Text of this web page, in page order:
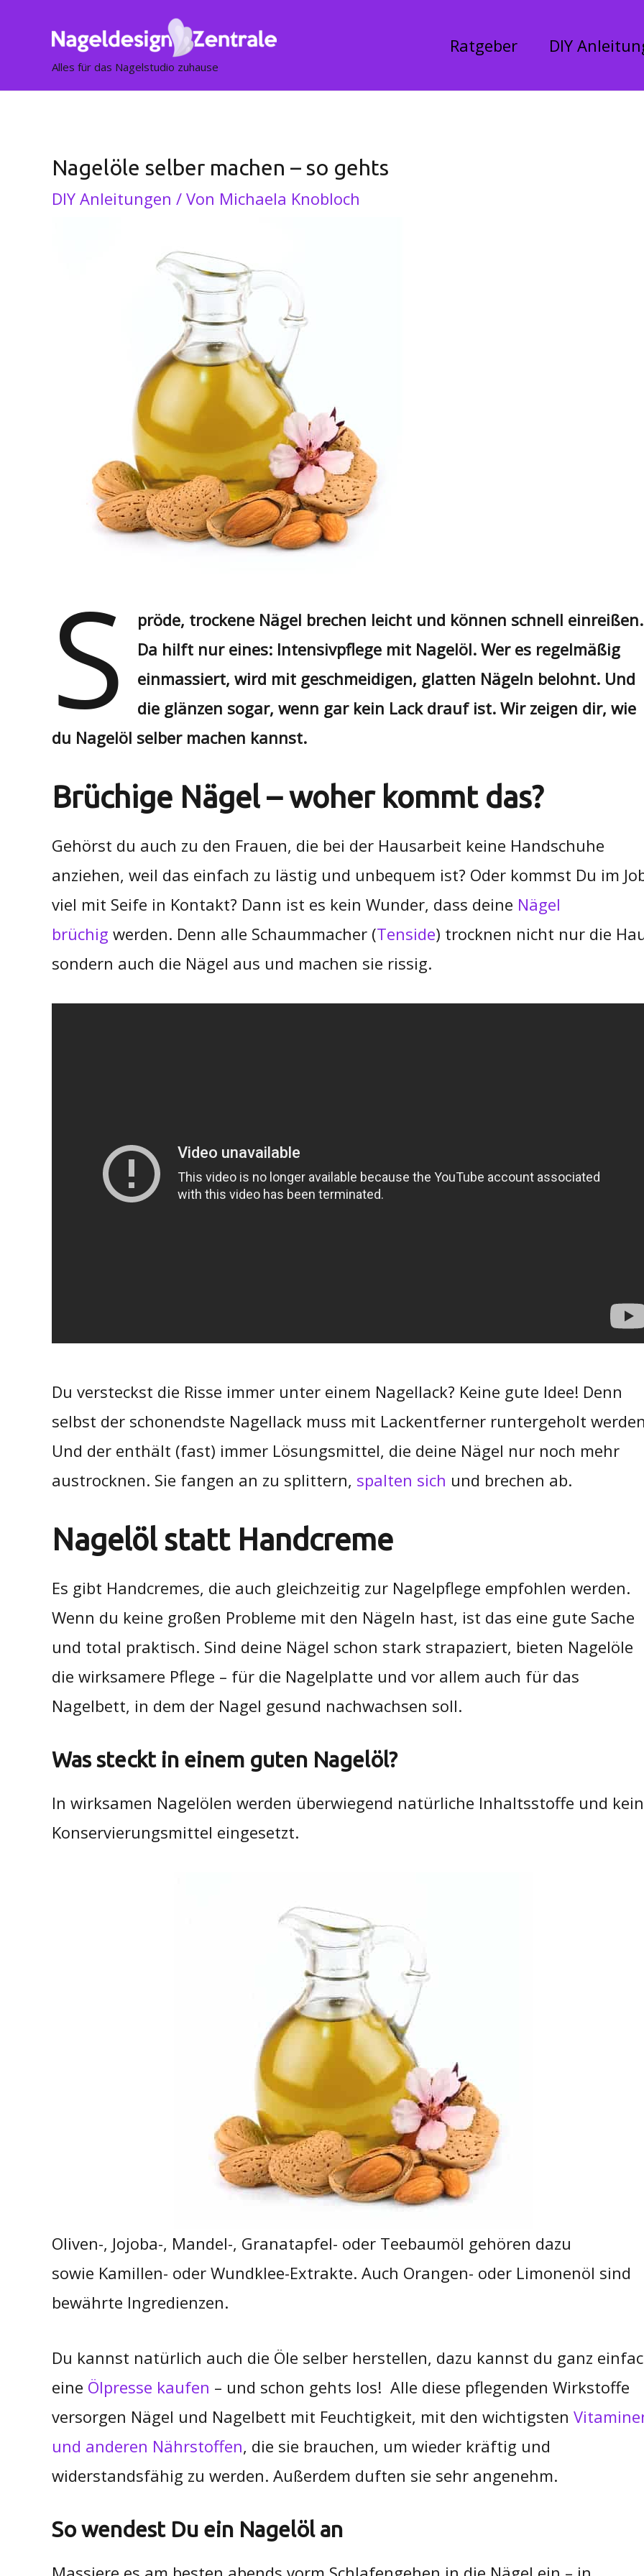
Alles für das Nagelstudio zuhause
Ratgeber DIY
Nagelöle selber machen – so gehts
DIY Anleitungen / Von Michaela Knobloch
S
pröde, trockene Nägel brechen leicht und können schnell einreißen.
Da hilft nur eines: Intensivpflege mit Nagelöl. Wer es regelmäßig
einmassiert, wird mit geschmeidigen, glatten Nägeln belohnt. Und
die glänzen sogar, wenn gar kein Lack drauf ist. Wir zeigen dir, wie
du Nagelöl selber machen kannst.
Brüchige Nägel – woher kommt das?
Gehörst du auch zu den Frauen, die bei der Hausarbeit keine Handschuhe
anziehen, weil das einfach zu lästig und unbequem ist? Oder kommst Du im
viel mit Seife in Kontakt? Dann ist es kein Wunder, dass deine Nägel
brüchig werden. Denn alle Schaummacher (Tenside) trocknen nicht nur die
sondern auch die Nägel aus und machen sie rissig.
Du versteckst die Risse immer unter einem Nagellack? Keine gute Idee! Denn
selbst der schonendste Nagellack muss mit Lackentferner runtergeholt
Und der enthält (fast) immer Lösungsmittel, die deine Nägel nur noch mehr
austrocknen. Sie fangen an zu splittern, spalten sich und brechen ab.
Nagelöl statt Handcreme
Es gibt Handcremes, die auch gleichzeitig zur Nagelpflege empfohlen werden.
Wenn du keine großen Probleme mit den Nägeln hast, ist das eine gute Sache
und total praktisch. Sind deine Nägel schon stark strapaziert, bieten Nagelöle
die wirksamere Pflege – für die Nagelplatte und vor allem auch für das
Nagelbett, in dem der Nagel gesund nachwachsen soll.
Was steckt in einem guten Nagelöl?
In wirksamen Nagelölen werden überwiegend natürliche Inhaltsstoffe und
Konservierungsmittel eingesetzt.
Oliven-, Jojoba-, Mandel-, Granatapfel- oder Teebaumöl gehören dazu
sowie Kamillen- oder Wundklee-Extrakte. Auch Orangen- oder Limonenöl sind
bewährte Ingredienzen.
Du kannst natürlich auch die Öle selber herstellen, dazu kannst du ganz
eine Ölpresse kaufen – und schon gehts los! Alle diese pflegenden Wirkstoffe
versorgen Nägel und Nagelbett mit Feuchtigkeit, mit den wichtigsten
und anderen Nährstoffen, die sie brauchen, um wieder kräftig und
widerstandsfähig zu werden. Außerdem duften sie sehr angenehm.
So wendest Du ein Nagelöl an
navigation